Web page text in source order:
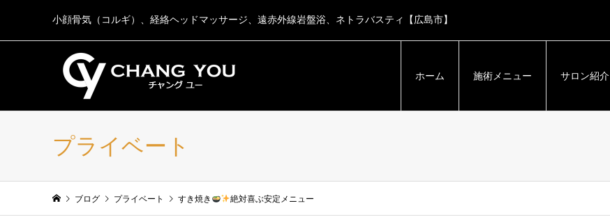
小顔骨気（コルギ）、経絡ヘッドマッサージ、遠赤外線岩盤浴、ネトラバスティ【広島市】
ホーム 施術メニュー サロン紹介
プライベート
ブログ プライベート すき焼き 絶対喜ぶ安定メニュー